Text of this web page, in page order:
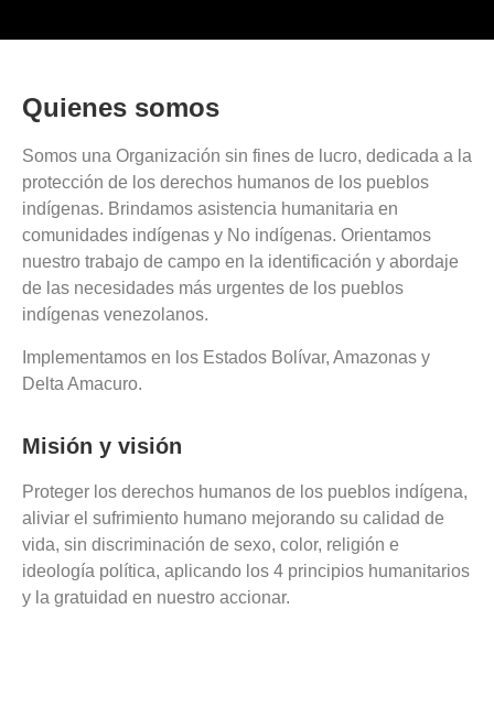
Quienes somos
Somos una Organización sin fines de lucro, dedicada a la
protección de los derechos humanos de los pueblos
indígenas. Brindamos asistencia humanitaria en
comunidades indígenas y No indígenas. Orientamos
nuestro trabajo de campo en la identificación y abordaje
de las necesidades más urgentes de los pueblos
indígenas venezolanos.
Implementamos en los Estados Bolívar, Amazonas y
Delta Amacuro.
Misión y visión
Proteger los derechos humanos de los pueblos indígena,
aliviar el sufrimiento humano mejorando su calidad de
vida, sin discriminación de sexo, color, religión e
ideología política, aplicando los 4 principios humanitarios
y la gratuidad en nuestro accionar.